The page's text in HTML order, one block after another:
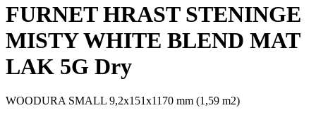
FURNET HRAST STENINGE
MISTY WHITE BLEND MAT
LAK 5G Dry
WOODURA SMALL 9,2x151x1170 mm (1,59 m2)